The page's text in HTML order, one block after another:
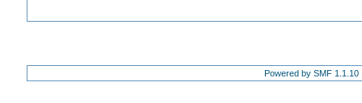
Powered by SMF 1.1.10